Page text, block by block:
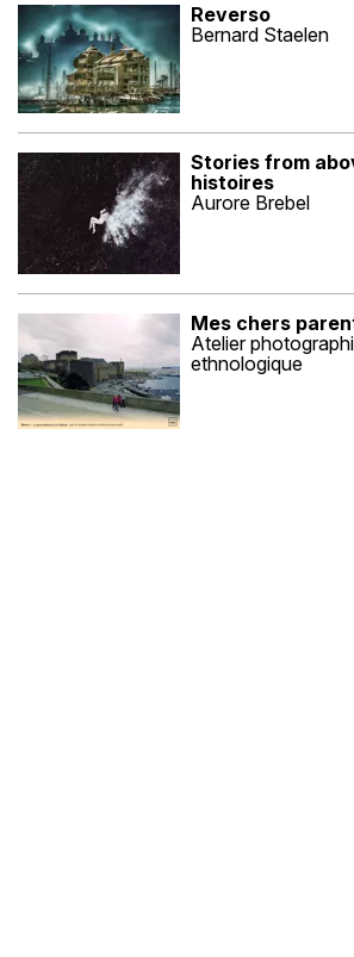
Reverso
Bernard Staelen
Stories from
histoires
Aurore Brebel
Mes chers
Atelier
ethnologique